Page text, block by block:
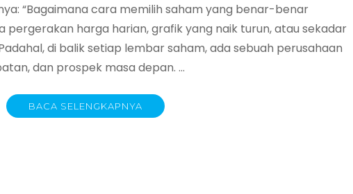
“Bagaimana cara memilih saham yang benar-benar
pergerakan harga harian, grafik yang naik turun, atau sekadar
di balik setiap lembar saham, ada sebuah perusahaan
dan prospek masa depan. …
BACA SELENGKAPNYA